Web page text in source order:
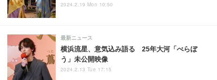
2024.2.19 Mon 10:50
横浜流星、意気込み語る 25年大河「べらぼ
う」未公開映像
最新ニュース
2024.2.13 Tue 17:15